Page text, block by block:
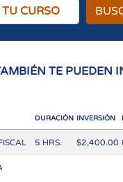
TE PUEDEN
DURACIÓN INVERSIÓN
5 HRS. $2,400.00